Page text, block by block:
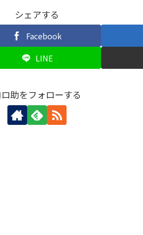
シェアする
Facebook
LINE
ロ助をフォローする